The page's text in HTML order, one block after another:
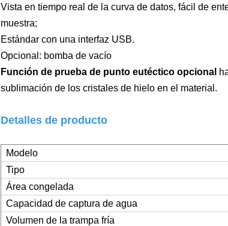
Vista en tiempo real de la curva de datos, fácil de
muestra;
Estándar con una interfaz USB.
Opcional: bomba de vacío
Función de prueba de punto eutéctico opcional
sublimación de los cristales de hielo en el material.
Detalles de producto
Modelo
Tipo
Área congelada
Capacidad de captura de agua
Volumen de la trampa fría